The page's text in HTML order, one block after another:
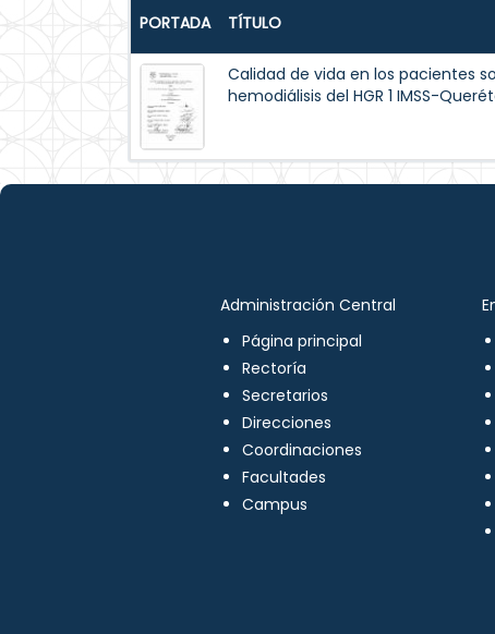
PORTADA TÍTULO
Calidad de vida en los pacientes
hemodiálisis del HGR 1 IMSS-
Administración Central
Página principal
Rectoría
Secretarios
Direcciones
Coordinaciones
Facultades
Campus